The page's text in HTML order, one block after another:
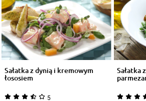
Sałatka z dynią i kremowym
łososiem
5
Sałatka